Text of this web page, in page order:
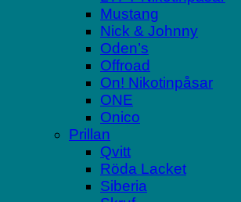
Mustang
Nick & Johnny
Oden’s
Offroad
On! Nikotinpåsar
ONE
Onico
Prillan
Qvitt
Röda Lacket
Siberia